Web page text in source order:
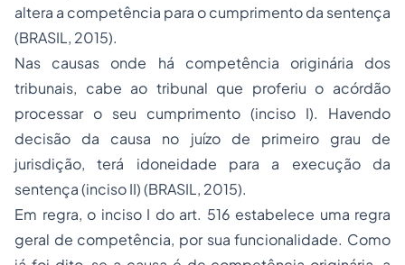
altera a competência para o cumprimento da sentença
(BRASIL, 2015).
Nas causas onde há competência originária dos
tribunais, cabe ao tribunal que proferiu o acórdão
processar o seu cumprimento (inciso I). Havendo
decisão da causa no juízo de primeiro grau de
jurisdição, terá idoneidade para a execução da
sentença (inciso II) (BRASIL, 2015).
Em regra, o inciso I do art. 516 estabelece uma regra
geral de competência, por sua funcionalidade. Como